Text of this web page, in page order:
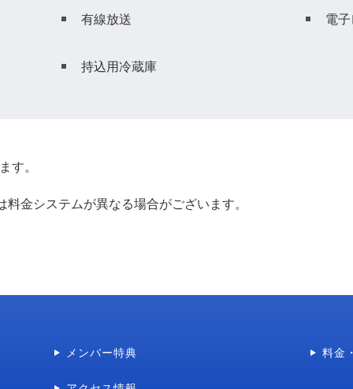
有線放送 電
持込用冷蔵庫
す。
金システムが異なる場合がございます。
メンバー特典 料金